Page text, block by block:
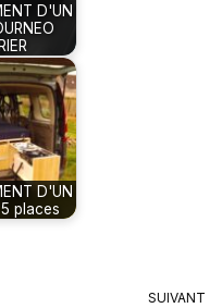
D'UN
D'UN
5 places
SUIVANT